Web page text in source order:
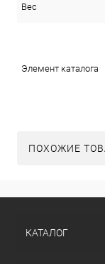
Вес
Элемент каталога
ПОХОЖИЕ
КАТАЛОГ